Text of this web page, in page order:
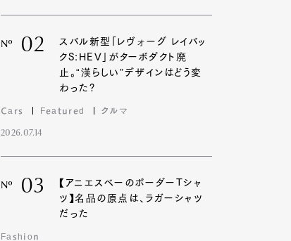
Nº 02
スバル新型「レヴォーグ レイバッ
クS:HEV」がターボダクト廃
止。“漢らしい”デザインはどう変
わった?
Cars Featured クルマ
2026.07.14
Nº 03
【アニエスベーのボーダーTシャ
ツ】名品の原点は、ラガーシャツ
だった
Fashion